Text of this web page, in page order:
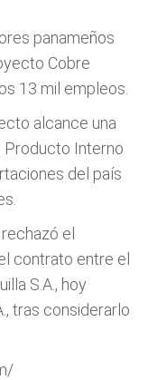
panameños
Cobre
13 mil empleos.
alcance una
Producto Interno
del país
el
contrato entre el
S.A., hoy
tras considerarlo